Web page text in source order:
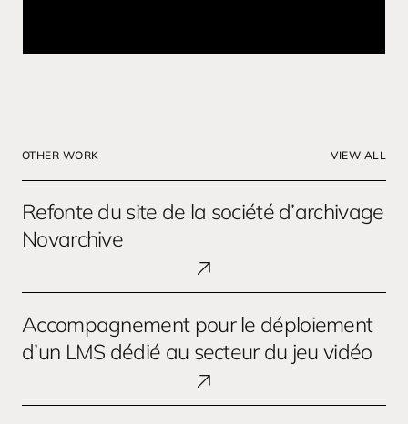
OTHER WORK VIEW ALL
du
site
société
d’archivage
Novarchive
Refonte du site de la société d’archivage
Novarchive
pour
le
LMS
Accompagnement pour le déploiement
d’un LMS dédié au secteur du jeu vidéo